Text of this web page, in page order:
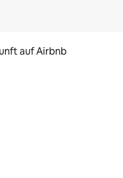
auf Airbnb